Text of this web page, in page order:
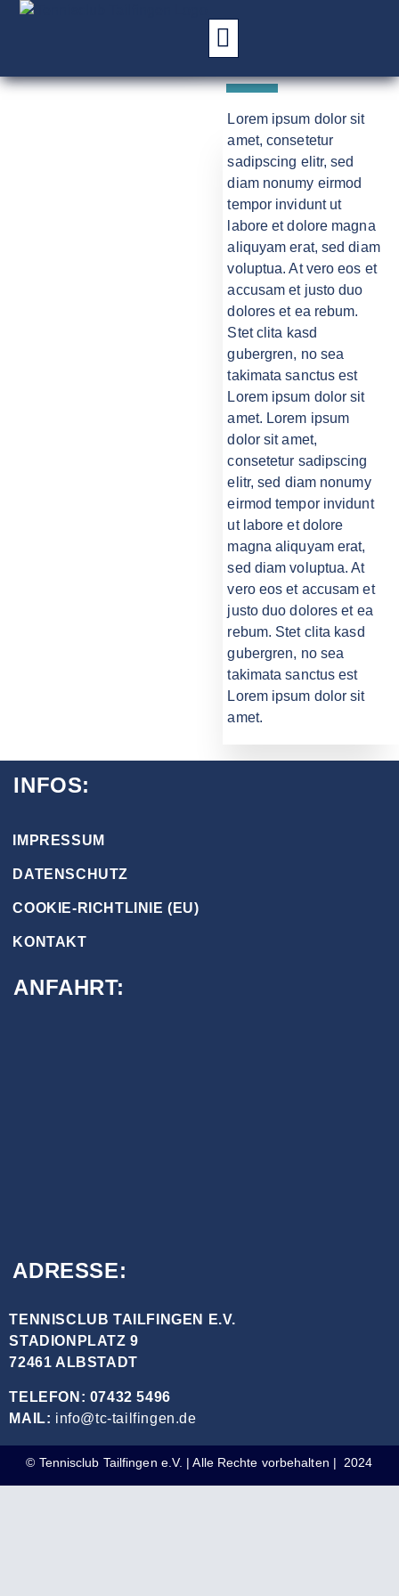
Lorem ipsum dolor sit
amet, consetetur
sadipscing elitr, sed
diam nonumy eirmod
tempor invidunt ut
labore et dolore magna
aliquyam erat, sed diam
voluptua. At vero eos et
accusam et justo duo
dolores et ea rebum.
Stet clita kasd
gubergren, no sea
takimata sanctus est
Lorem ipsum dolor sit
amet. Lorem ipsum
dolor sit amet,
consetetur sadipscing
elitr, sed diam nonumy
eirmod tempor invidunt
ut labore et dolore
magna aliquyam erat,
sed diam voluptua. At
vero eos et accusam et
justo duo dolores et ea
rebum. Stet clita kasd
gubergren, no sea
takimata sanctus est
Lorem ipsum dolor sit
amet.
INFOS:
IMPRESSUM
DATENSCHUTZ
COOKIE-RICHTLINIE (EU)
KONTAKT
ANFAHRT:
ADRESSE:
TENNISCLUB TAILFINGEN E.V.
STADIONPLATZ 9
72461 ALBSTADT
TELEFON: 07432 5496
MAIL: info@tc-tailfingen.de
© Tennisclub Tailfingen e.V. | Alle Rechte vorbehalten | 2024